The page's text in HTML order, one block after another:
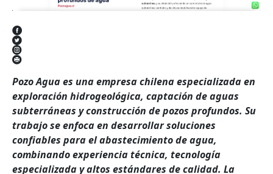
Pozo Agua es una empresa chilena especializada en
exploración hidrogeológica, captación de aguas
subterráneas y construcción de pozos profundos. Su
trabajo se enfoca en desarrollar soluciones
confiables para el abastecimiento de agua,
combinando experiencia técnica, tecnología
especializada y altos estándares de calidad. La